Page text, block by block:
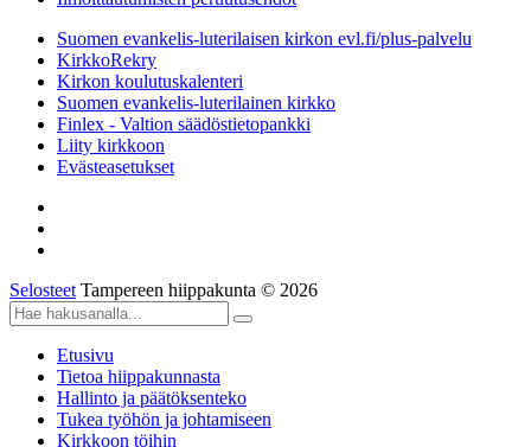
Suomen evankelis-luterilaisen kirkon evl.fi/plus-palvelu
KirkkoRekry
Kirkon koulutuskalenteri
Suomen evankelis-luterilainen kirkko
Finlex - Valtion säädöstietopankki
Liity kirkkoon
Evästeasetukset
Selosteet Tampereen hiippakunta © 2026
Etusivu
Tietoa hiippakunnasta
Hallinto ja päätöksenteko
Tukea työhön ja johtamiseen
Kirkkoon töihin